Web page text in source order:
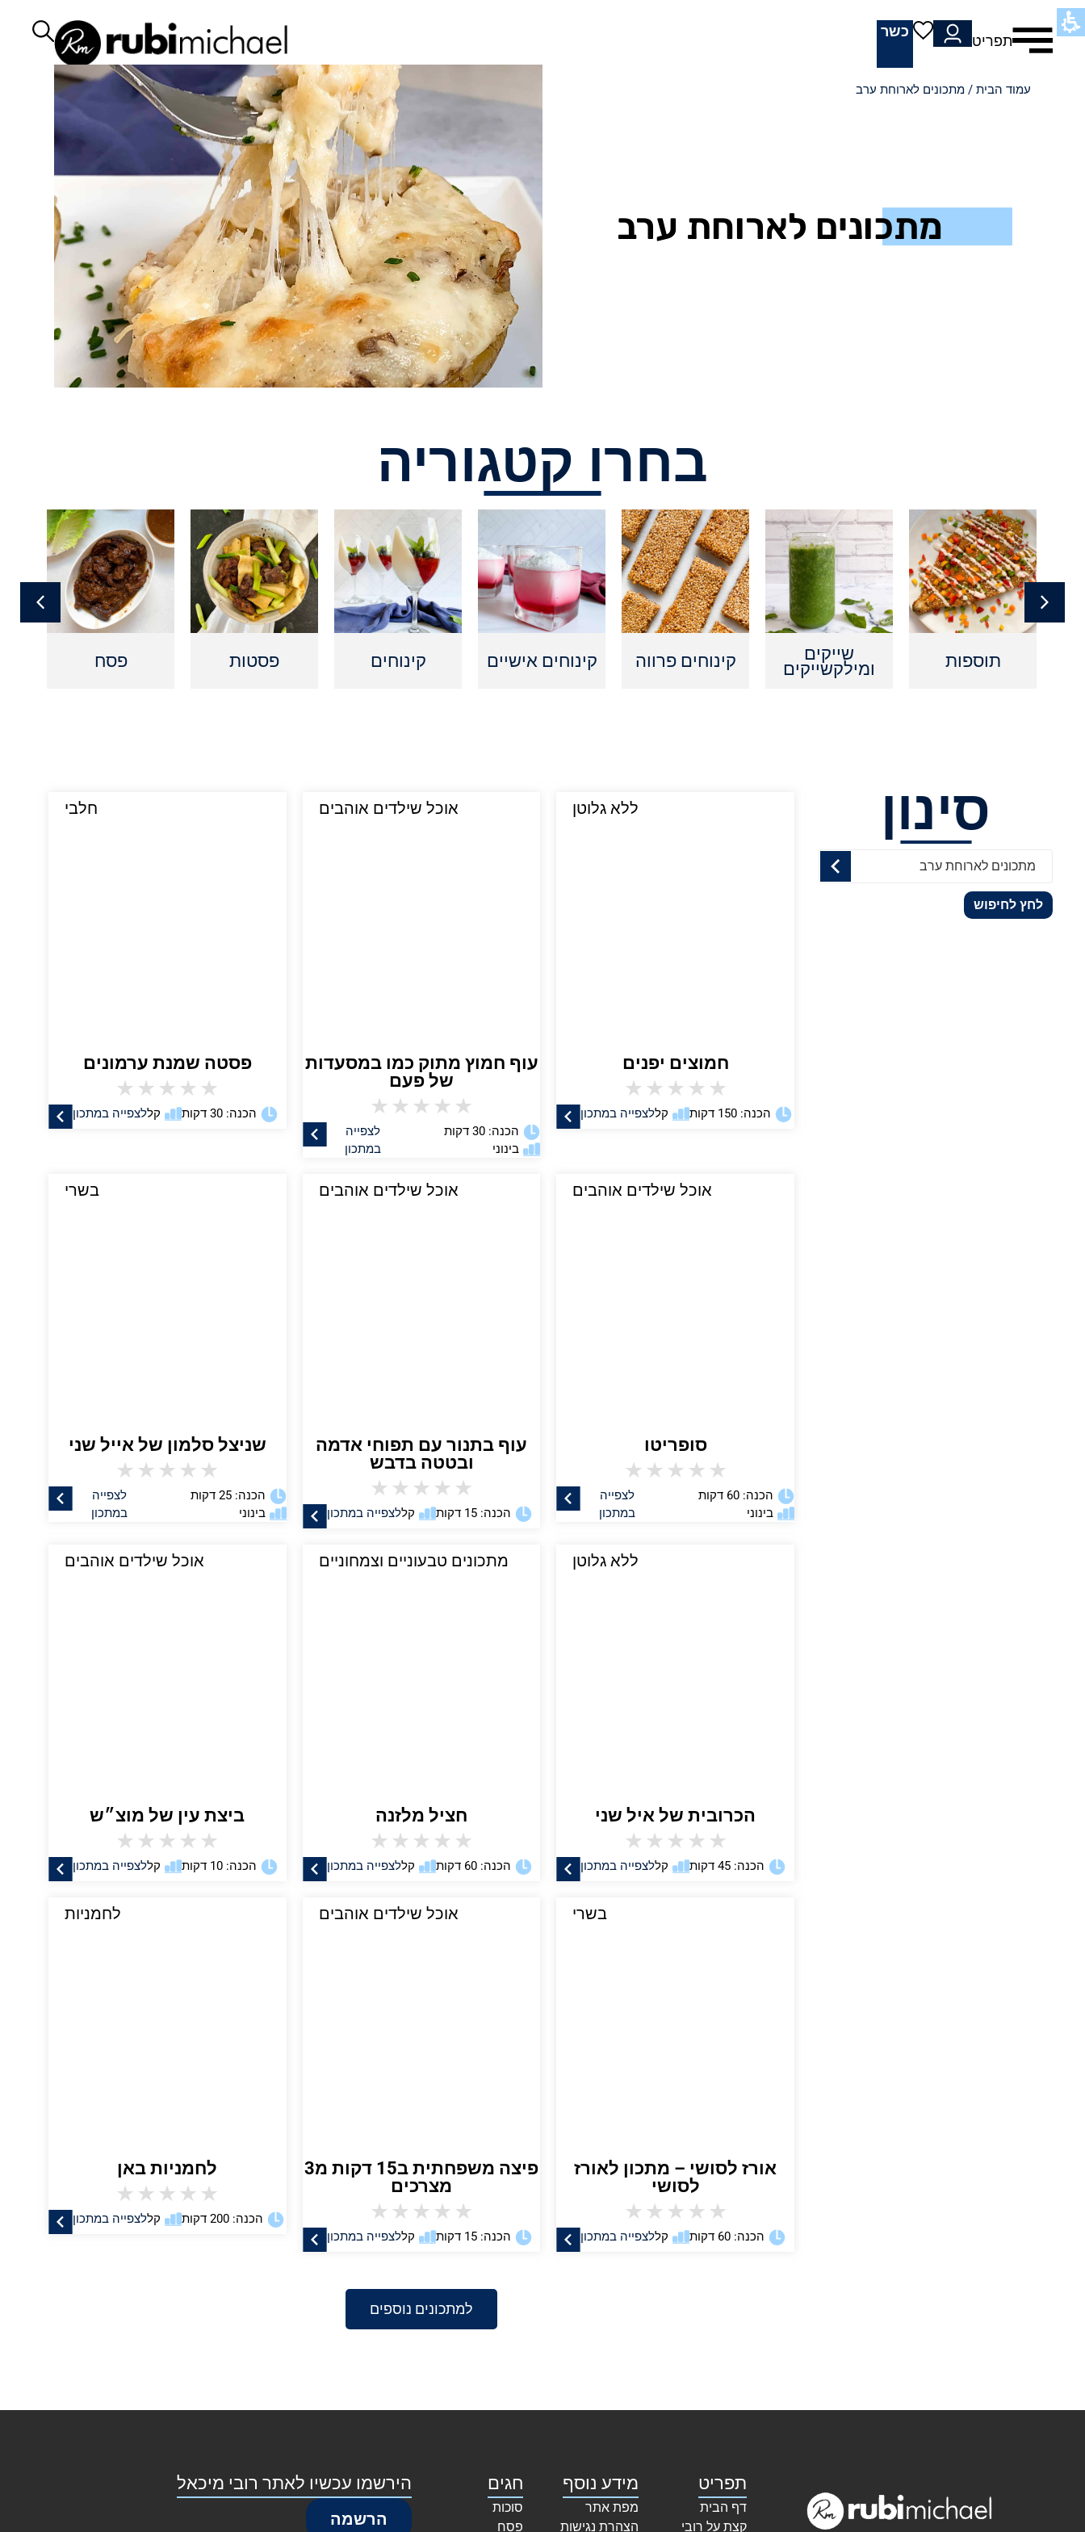
תפריט
כשר
עמוד הבית / מתכונים לארוחת ערב
מתכונים לארוחת ערב
בחרו קטגוריה
תוספות שייקים
ומילקשייקים קינוחים פרווה קינוחים אישיים קינוחים פסטות פסח
סינון
מתכונים לארוחת ערב
לחץ לחיפוש
ללא גלוטן
חמוצים יפנים
★
★
★
★
★
לצפייה במתכון הכנה: 150 דקות קל
אוכל שילדים אוהבים
עוף חמוץ מתוק כמו במסעדות
של פעם
★
★
★
★
★
לצפייה
במתכון
הכנה: 30 דקות
בינוני
חלבי
פסטה שמנת ערמונים
★
★
★
★
★
לצפייה במתכון הכנה: 30 דקות קל
אוכל שילדים אוהבים
סופריטו
★
★
★
★
★
לצפייה
במתכון
הכנה: 60 דקות
בינוני
אוכל שילדים אוהבים
עוף בתנור עם תפוחי אדמה
ובטטה בדבש
★
★
★
★
★
לצפייה במתכון הכנה: 15 דקות קל
בשרי
שניצל סלמון של אייל שני
★
★
★
★
★
לצפייה
במתכון
הכנה: 25 דקות
בינוני
ללא גלוטן
הכרובית של איל שני
★
★
★
★
★
לצפייה במתכון הכנה: 45 דקות קל
מתכונים טבעוניים וצמחוניים
חציל מלזנה
★
★
★
★
★
לצפייה במתכון הכנה: 60 דקות קל
אוכל שילדים אוהבים
ביצת עין של מוצ״ש
★
★
★
★
★
לצפייה במתכון הכנה: 10 דקות קל
בשרי
אורז לסושי – מתכון לאורז
לסושי
★
★
★
★
★
לצפייה במתכון הכנה: 60 דקות קל
אוכל שילדים אוהבים
פיצה משפחתית ב15 דקות מ3
מצרכים
★
★
★
★
★
לצפייה במתכון הכנה: 15 דקות קל
לחמניות
לחמניות באן
★
★
★
★
★
לצפייה במתכון הכנה: 200 דקות קל
למתכונים נוספים
תפריט
דף הבית
קצת על רובי
מידע נוסף
מפת אתר
הצהרת נגישות
חגים
סוכות
פסח
הירשמו עכשיו לאתר רובי מיכאל
הרשמה